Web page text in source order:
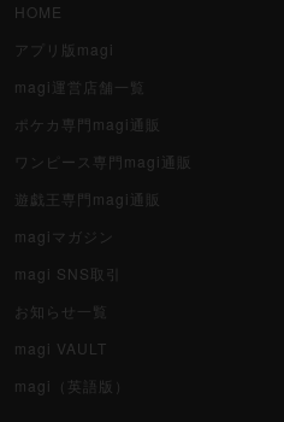
HOME
アプリ版magi
magi運営店舗一覧
ポケカ専門magi通販
ワンピース専門magi通販
遊戯王専門magi通販
magiマガジン
magi SNS取引
お知らせ一覧
magi VAULT
magi（英語版）